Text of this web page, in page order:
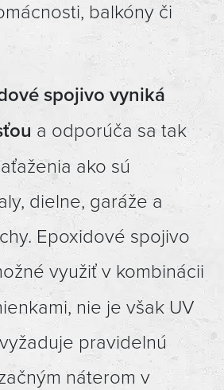
balkóny či
spojivo vyniká
a odporúča sa tak
ako sú
dielne, garáže a
Epoxidové spojivo
využiť v kombinácii
nie je však UV
pravidelnú
náterom v